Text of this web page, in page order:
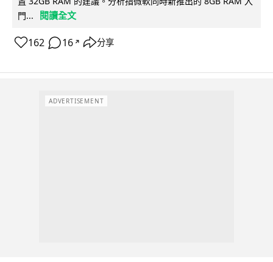
門...
閱讀全文
162 16 ↗ 分享
ADVERTISEMENT